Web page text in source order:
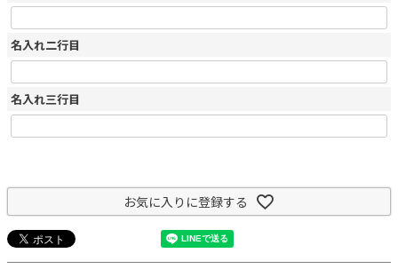
名入れ二行目
名入れ三行目
お気に入りに登録する